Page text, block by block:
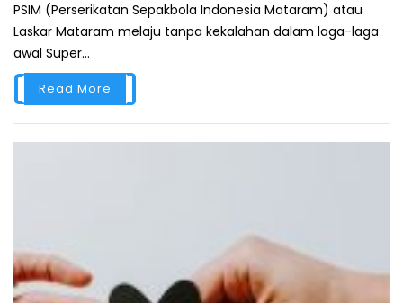
PSIM (Perserikatan Sepakbola Indonesia Mataram) atau
Laskar Mataram melaju tanpa kekalahan dalam laga-laga
awal Super...
Read More